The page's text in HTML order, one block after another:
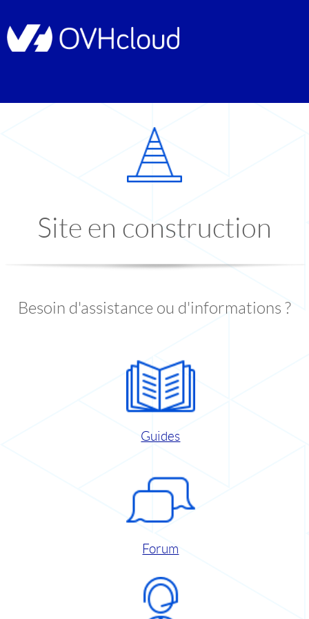
Site en construction
Besoin d'assistance ou d'informations ?
Guides
Forum